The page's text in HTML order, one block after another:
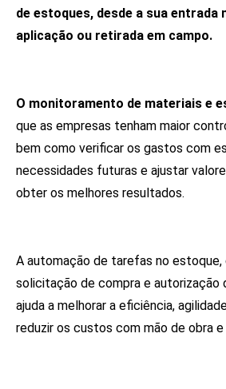
de estoques, desde a sua entrada
aplicação ou retirada em campo.
O monitoramento de materiais e
que as empresas tenham maior
bem como verificar os gastos com
necessidades futuras e ajustar
obter os melhores resultados.
A automação de tarefas no
solicitação de compra e autorização
ajuda a melhorar a eficiência,
reduzir os custos com mão de obra